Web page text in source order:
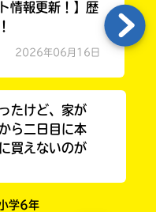
情報更新！】歴
2026年06月16日
たけど、家が
ら二日目に本
買えないのが
学6年